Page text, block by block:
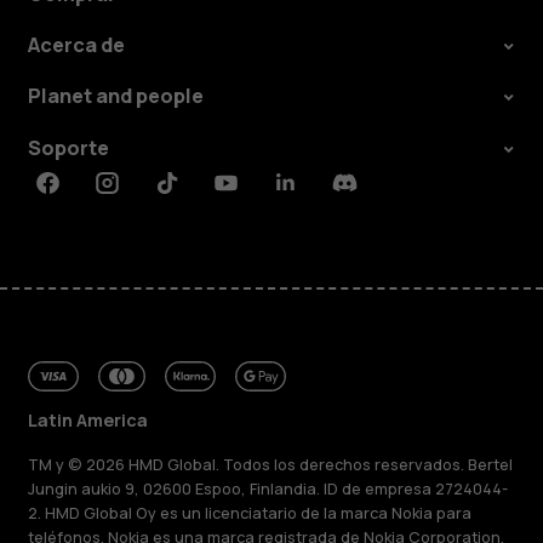
Acerca de
Planet and people
Soporte
FacebookInstagramTiktokYoutubeLinkedinDiscord
Latin America
TM y © 2026 HMD Global. Todos los derechos reservados. Bertel
Jungin aukio 9, 02600 Espoo, Finlandia. ID de empresa 2724044-
2. HMD Global Oy es un licenciatario de la marca Nokia para
teléfonos. Nokia es una marca registrada de Nokia Corporation.